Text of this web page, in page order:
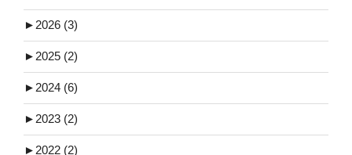
► 2026 (3)
► 2025 (2)
► 2024 (6)
► 2023 (2)
► 2022 (2)